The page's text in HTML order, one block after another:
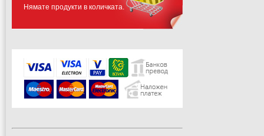
Нямате продукти в количката.